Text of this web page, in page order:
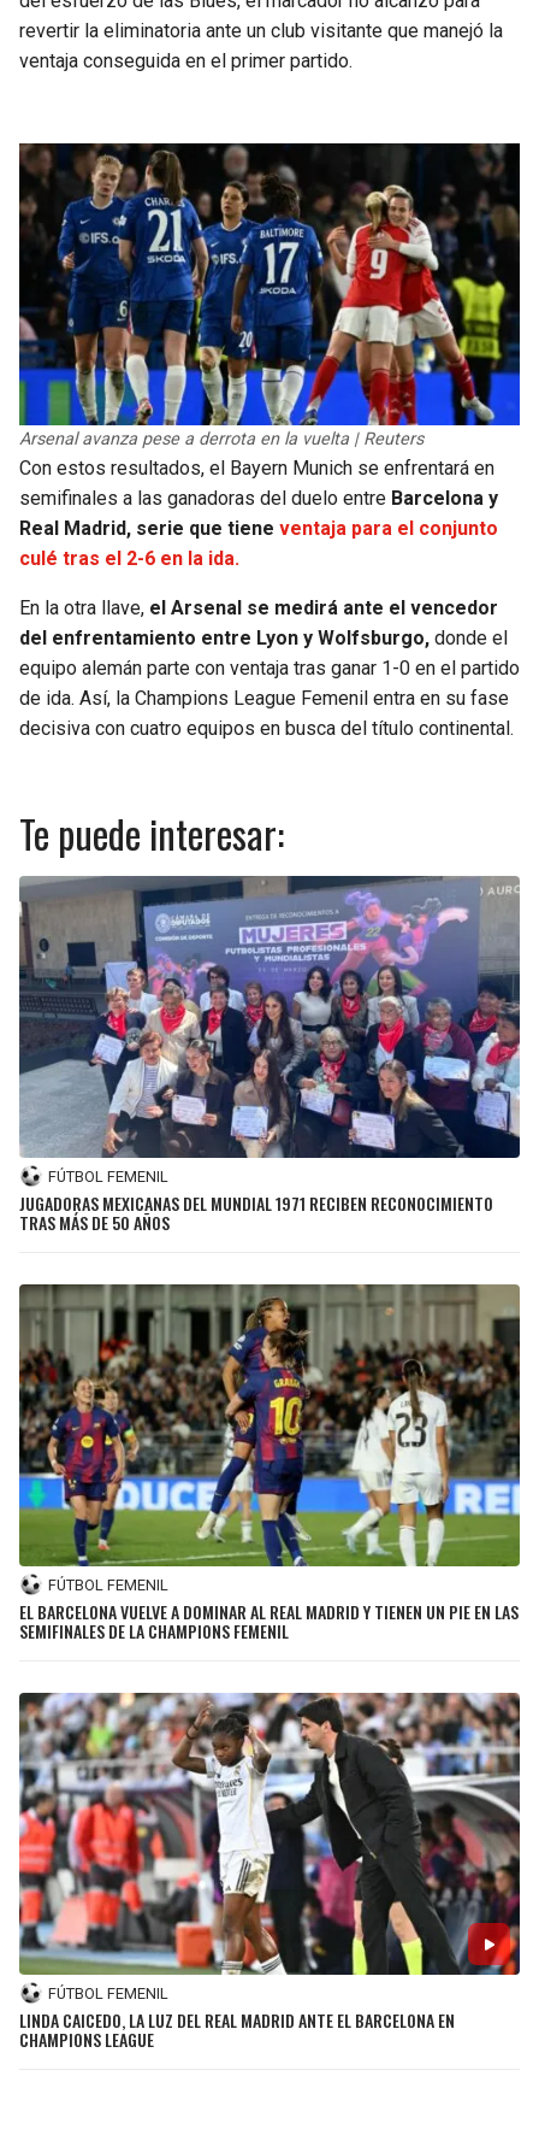
revertir la eliminatoria ante un club visitante que manejó la
ventaja conseguida en el primer partido.
Arsenal avanza pese a derrota en la vuelta | Reuters
Con estos resultados, el Bayern Munich se enfrentará en
semifinales a las ganadoras del duelo entre Barcelona y
Real Madrid, serie que tiene ventaja para el conjunto
culé tras el 2-6 en la ida.
En la otra llave, el Arsenal se medirá ante el vencedor
del enfrentamiento entre Lyon y Wolfsburgo, donde el
equipo alemán parte con ventaja tras ganar 1-0 en el partido
de ida. Así, la Champions League Femenil entra en su fase
decisiva con cuatro equipos en busca del título continental.
Te puede interesar:
FÚTBOL FEMENIL
JUGADORAS MEXICANAS DEL MUNDIAL 1971 RECIBEN RECONOCIMIENTO
TRAS MÁS DE 50 AÑOS
FÚTBOL FEMENIL
EL BARCELONA VUELVE A DOMINAR AL REAL MADRID Y TIENEN UN PIE EN LAS
SEMIFINALES DE LA CHAMPIONS FEMENIL
FÚTBOL FEMENIL
LINDA CAICEDO, LA LUZ DEL REAL MADRID ANTE EL BARCELONA EN
CHAMPIONS LEAGUE